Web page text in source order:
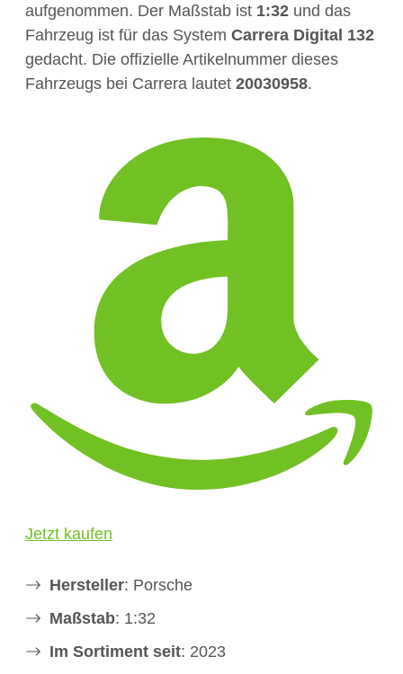
aufgenommen. Der Maßstab ist 1:32 und das
Fahrzeug ist für das System Carrera Digital 132
gedacht. Die offizielle Artikelnummer dieses
Fahrzeugs bei Carrera lautet 20030958.
Jetzt kaufen
Hersteller: Porsche
Maßstab: 1:32
Im Sortiment seit: 2023